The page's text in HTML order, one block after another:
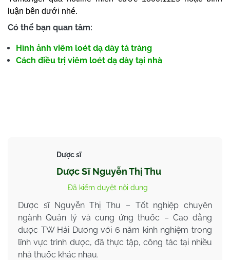
luận bên dưới nhé.
Có thể bạn quan tâm:
Hình ảnh viêm loét dạ dày tá tràng
Cách điều trị viêm loét dạ dày tại nhà
Dược sĩ
Dược Sĩ Nguyễn Thị Thu
Đã kiểm duyệt nội dung
Dược sĩ Nguyễn Thị Thu – Tốt nghiệp chuyên
ngành Quản lý và cung ứng thuốc – Cao đẳng
dược TW Hải Dương với 6 năm kinh nghiệm trong
lĩnh vực trình dược, đã thực tập, công tác tại nhiều
nhà thuốc khác nhau.